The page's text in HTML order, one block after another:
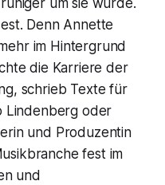
um sie wurde.
Denn Annette
im Hintergrund
die Karriere der
schrieb Texte für
Lindenberg oder
und Produzentin
fest im
und